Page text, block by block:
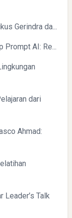
dengan
dan
Gerindra da...
Prompt AI: Re...
dari
Ahmad:
Leader’s Talk